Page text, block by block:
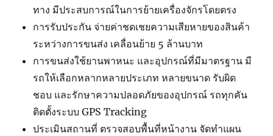
ทาง มีประสบการณ์ในการย้ายเครื่องจักรโดยตรง
การรับประกัน จ่ายค่าชดเชยความเสียหายของสินค้า
ระหว่างการขนส่ง เคลื่อนย้าย 5 ล้านบาท
การขนส่งใช้ยานพาหนะ และอุปกรณ์ที่มีมาตรฐาน มี
รถให้เลือกหลากหลายประเภท หลายขนาด รับผิด
ชอบ และรักษาความปลอดภัยของอุปกรณ์ รถทุกคัน
ติดตั้งระบบ GPS Tracking
ประเมินสถานที่ ตรวจสอบพื้นที่หน้างาน จัดทำแผน